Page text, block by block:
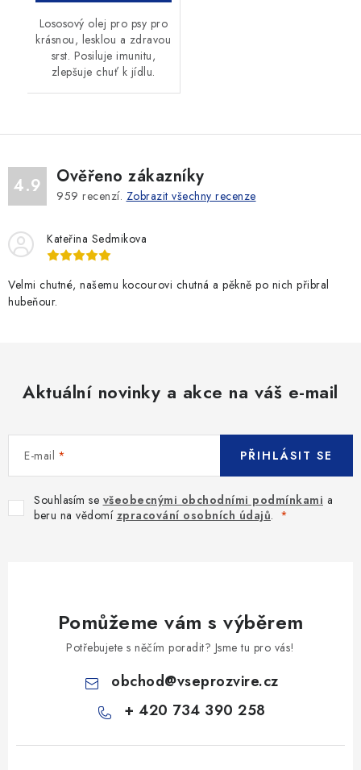
Lososový olej pro psy pro
krásnou, lesklou a zdravou
srst. Posiluje imunitu,
zlepšuje chuť k jídlu.
4.9 Ověřeno zákazníky
959 recenzí. Zobrazit všechny recenze
Kateřina Sedmikova
Velmi chutné, našemu kocourovi chutná a pěkně po nich přibral
hubeňour.
Aktuální novinky a akce na váš e-mail
E-mail
Souhlasím se všeobecnými obchodními podmínkami a
beru na vědomí zpracování osobních údajů.
PŘIHLÁSIT SE
Pomůžeme vám s výběrem
Potřebujete s něčím poradit? Jsme tu pro vás!
obchod@vseprozvire.cz
+ 420 734 390 258